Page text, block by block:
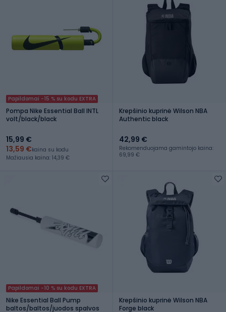
Papildomai -15 % su kodu EXTRA
Pompa Nike Essential Ball INTL
volt/black/black
15,99 €
13,59 €kaina su kodu
Mažiausia kaina: 14,39 €
Krepšinio kuprinė Wilson NBA
Authentic black
42,99 €
Rekomenduojama gamintojo kaina:
69,99 €
Papildomai -10 % su kodu EXTRA
Nike Essential Ball Pump
baltos/baltos/juodos spalvos
Krepšinio kuprinė Wilson NBA
Forge black